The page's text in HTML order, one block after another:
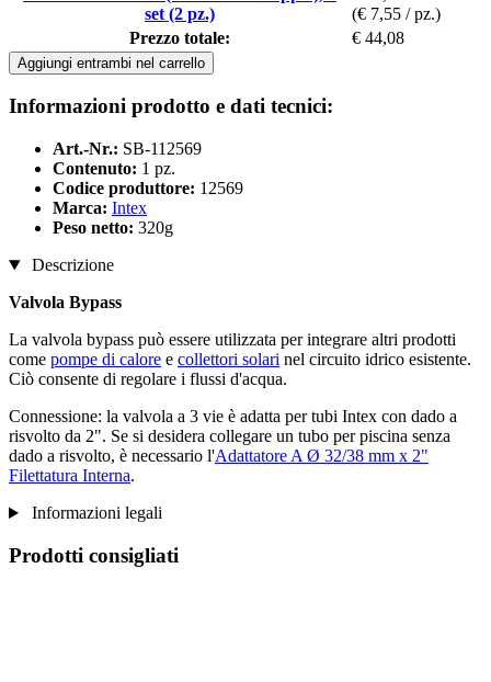
set (2 pz.)
(€ 7,55 / pz.)
Prezzo totale:
€ 44,08
Aggiungi entrambi nel carrello
Informazioni prodotto e dati tecnici:
Art.-Nr.: SB-112569
Contenuto: 1 pz.
Codice produttore: 12569
Marca: Intex
Peso netto: 320g
Descrizione
Valvola Bypass
La valvola bypass può essere utilizzata per integrare altri prodotti
come pompe di calore e collettori solari nel circuito idrico esistente.
Ciò consente di regolare i flussi d'acqua.
Connessione: la valvola a 3 vie è adatta per tubi Intex con dado a
risvolto da 2". Se si desidera collegare un tubo per piscina senza
dado a risvolto, è necessario l'Adattatore A Ø 32/38 mm x 2"
Filettatura Interna.
Informazioni legali
Prodotti consigliati